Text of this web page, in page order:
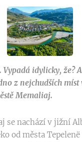
Vypadá idylicky, že?
z nejchudších
Memaliaj.
se nachází v jižní
od města